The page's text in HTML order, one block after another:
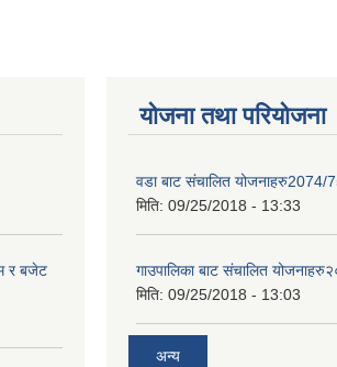
र बजेट
योजना तथा परियोजना
वडा बाट संचालित योजनाहरु2074/
मिति: 09/25/2018 - 13:33
गाउपालिका बाट संचालित
मिति: 09/25/2018 - 13:03
अन्य